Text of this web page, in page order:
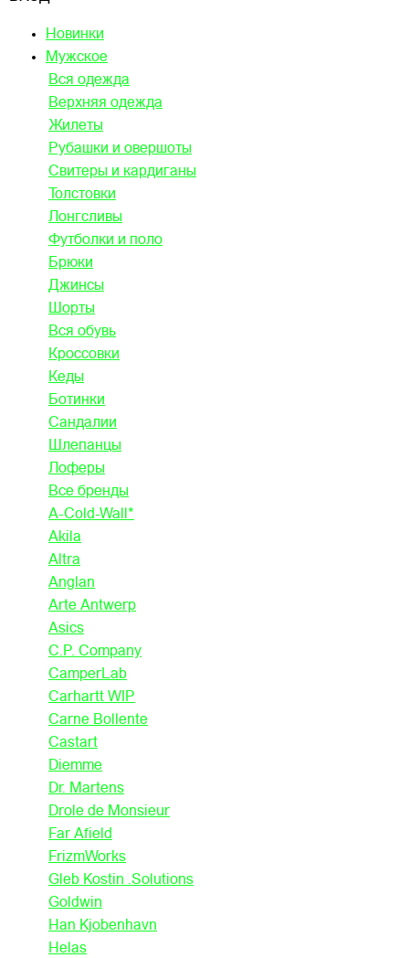
Новинки
Мужское
Вся одежда
Верхняя одежда
Жилеты
Рубашки и овершоты
Свитеры и кардиганы
Толстовки
Лонгсливы
Футболки и поло
Брюки
Джинсы
Шорты
Вся обувь
Кроссовки
Кеды
Ботинки
Сандалии
Шлепанцы
Лоферы
Все бренды
A-Cold-Wall*
Akila
Altra
Anglan
Arte Antwerp
Asics
C.P. Company
CamperLab
Carhartt WIP
Carne Bollente
Castart
Diemme
Dr. Martens
Drole de Monsieur
Far Afield
FrizmWorks
Gleb Kostin .Solutions
Goldwin
Han Kjobenhavn
Helas